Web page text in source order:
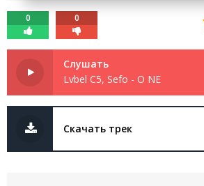
0 0
Слушать
Lvbel C5, Sefo - O NE
Скачать трек